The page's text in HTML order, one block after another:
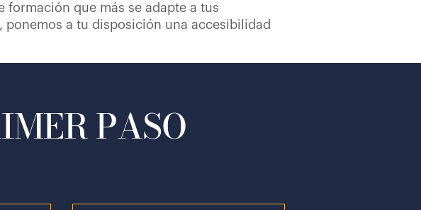
que más se adapte a tus
ponemos a tu disposición una accesibilidad
PASO